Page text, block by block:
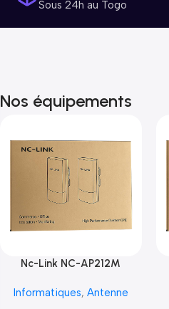
Sous 24h au Togo
Nos équipements
Nc-Link NC-AP212M
Informatiques, Antenne